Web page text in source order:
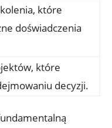
które
doświadczenia
które
decyzji.